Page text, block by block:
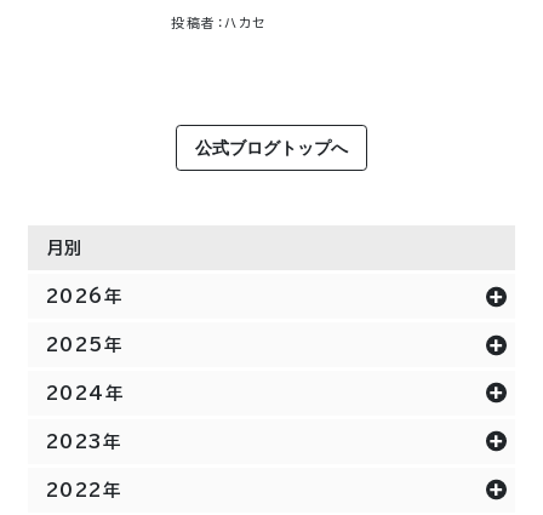
投稿者：ハカセ
公式ブログトップへ
月別
2026年
2025年
2024年
2023年
2022年